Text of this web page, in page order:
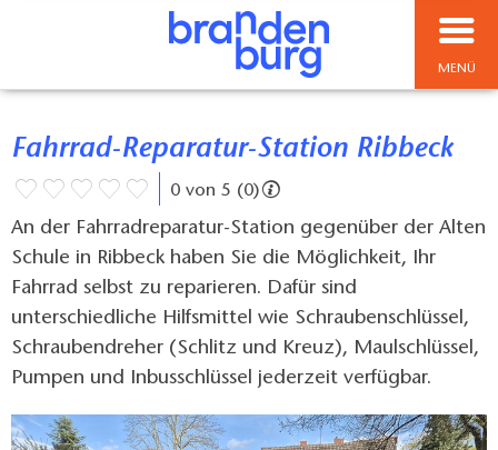
MENÜ
Fahrrad-Reparatur-Station Ribbeck
0 von 5 (0)
An der Fahrradreparatur-Station gegenüber der Alten
Schule in Ribbeck haben Sie die Möglichkeit, Ihr
Fahrrad selbst zu reparieren. Dafür sind
unterschiedliche Hilfsmittel wie Schraubenschlüssel,
Schraubendreher (Schlitz und Kreuz), Maulschlüssel,
Pumpen und Inbusschlüssel jederzeit verfügbar.